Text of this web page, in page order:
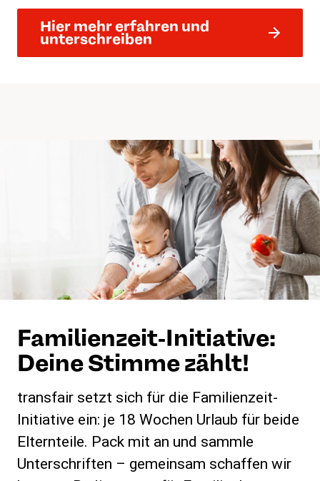
Hier mehr erfahren und
unterschreiben
Familienzeit-Initiative:
Deine Stimme zählt!
transfair setzt sich für die Familienzeit-
Initiative ein: je 18 Wochen Urlaub für beide
Elternteile. Pack mit an und sammle
Unterschriften – gemeinsam schaffen wir